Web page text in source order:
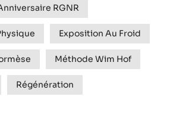
RGNR
Exposition Au Froid
Méthode Wim Hof
Régénération